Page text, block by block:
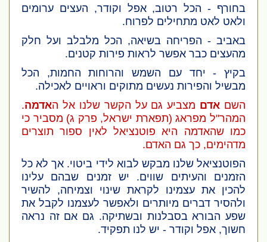
בחורף - הכל רטוב, אפל וקודר, העצים ערומים
ולאט לאט מתחילים לפרוח.
באביב - הפריחה בשיאה, הכל מלבלב ועל חלק
מהעצים כבר אפשר לראות פירות קטנים.
בקיץ - יחד עם השמש והרוחות החמות, הכל
מבשיל והפירות נעשים מתוקים וראויים לאכילה.
השםאדםמצביע גם על הקשר שלנו אל ה אדמה.
המהר"ל מפראג(תפארת ישראל, פרק ג) מסביר כי
כמו שהאדמה היא פוטנציאל לאין ספור תוצרים
מדהימים, כך גם האדם.
הפוטנציאל שלנו מבקש לבוא לידי ביטוי. אך לא כל
הזמנים והעיתים שווים. יש זמנים שבהם עלינו
להכין את עצמינו לקראת שינוי וצמיחה, להשיר
ולהסיר דברים מיותרים ולאפשר לעצמנו לקבל את
שפע הבורא בסבלנות ובשתיקה. גם אם זה נראה
חשוך, אפל וקודר - יש לנו תפקיד.